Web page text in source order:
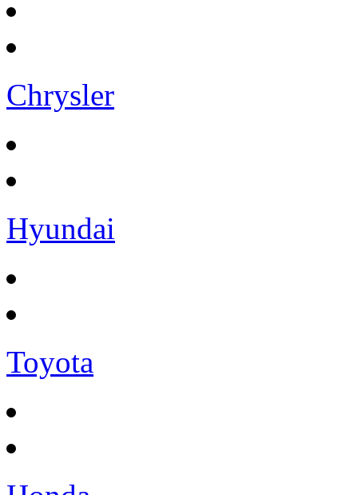
Chrysler
Hyundai
Toyota